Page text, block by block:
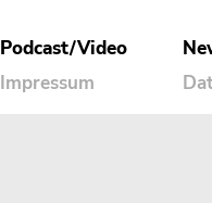
Podcast/Video
Impressum